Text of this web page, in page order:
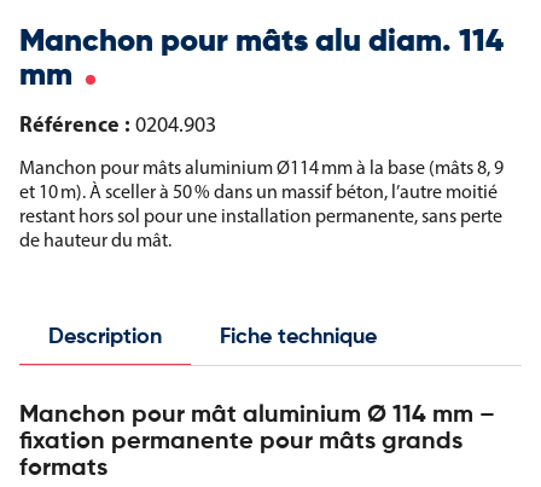
Manchon pour mâts alu diam. 114
mm
Référence : 0204.903
Manchon pour mâts aluminium Ø114 mm à la base (mâts 8, 9
et 10 m). À sceller à 50 % dans un massif béton, l’autre moitié
restant hors sol pour une installation permanente, sans perte
de hauteur du mât.
Description Fiche technique
Manchon pour mât aluminium Ø 114 mm –
fixation permanente pour mâts grands
formats